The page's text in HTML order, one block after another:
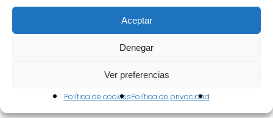
Aceptar
Denegar
Ver preferencias
Política de cookiesPolítica de privacidad
comprender la riqueza de la cocina manchega
desde una perspectiva cultural.
Quebrantos de Valdepeñas